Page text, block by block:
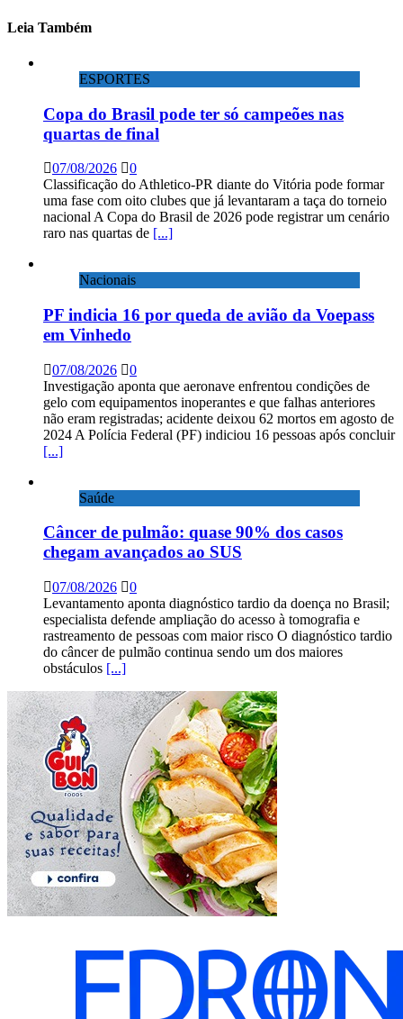
Leia Também
ESPORTES
Copa do Brasil pode ter só campeões nas
quartas de final
07/08/2026
0
Classificação do Athletico-PR diante do Vitória pode formar
uma fase com oito clubes que já levantaram a taça do torneio
nacional A Copa do Brasil de 2026 pode registrar um cenário
raro nas quartas de [...]
Nacionais
PF indicia 16 por queda de avião da Voepass
em Vinhedo
07/08/2026
0
Investigação aponta que aeronave enfrentou condições de
gelo com equipamentos inoperantes e que falhas anteriores
não eram registradas; acidente deixou 62 mortos em agosto de
2024 A Polícia Federal (PF) indiciou 16 pessoas após concluir
[...]
Saúde
Câncer de pulmão: quase 90% dos casos
chegam avançados ao SUS
07/08/2026
0
Levantamento aponta diagnóstico tardio da doença no Brasil;
especialista defende ampliação do acesso à tomografia e
rastreamento de pessoas com maior risco O diagnóstico tardio
do câncer de pulmão continua sendo um dos maiores
obstáculos [...]